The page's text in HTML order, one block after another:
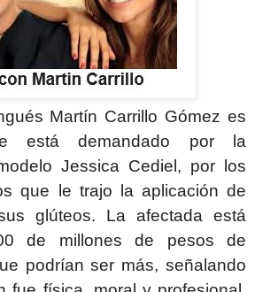
Martín Carrillo Gómez es
está demandado por la
Jessica Cediel, por los
que le trajo la aplicación de
glúteos.
La afectada está
de millones de pesos de
podrían ser más, señalando